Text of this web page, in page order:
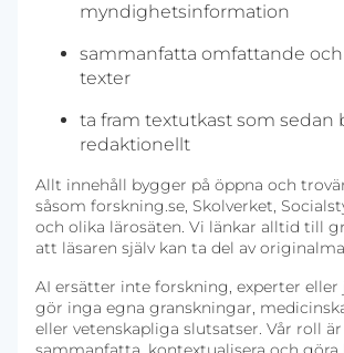
myndighetsinformation
sammanfatta omfattande
texter
ta fram textutkast som sedan
redaktionellt
Allt innehåll bygger på öppna och
såsom forskning.se, Skolverket,
och olika lärosäten. Vi länkar alltid till
att läsaren själv kan ta del av
AI ersätter inte forskning, experter eller
gör inga egna granskningar,
eller vetenskapliga slutsatser. Vår roll